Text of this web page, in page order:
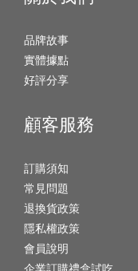
品牌故事
實體據點
好評分享
顧客服務
訂購須知
常見問題
退換貨政策
隱私權政策
會員說明